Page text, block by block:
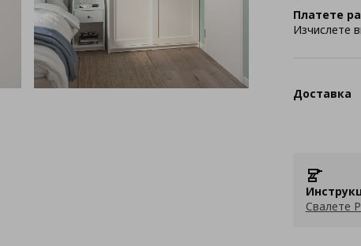
Платете
Изчислете
Доставка
Свалете